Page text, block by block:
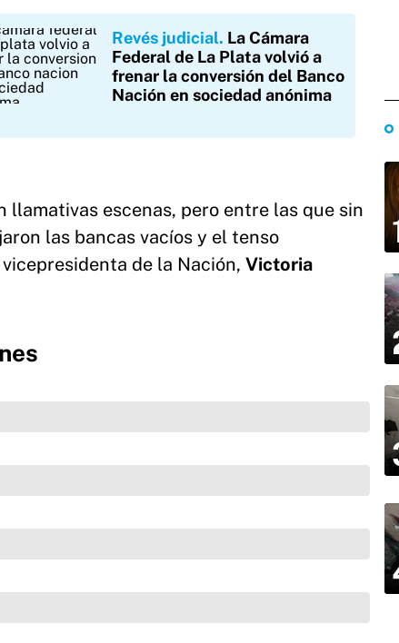
Revés judicial La Cámara
Federal de La Plata volvió a
frenar la conversión del Banco
Nación en sociedad anónima
llamativas escenas, pero entre las que sin
las bancas vacíos y el tenso
de la Nación, Victoria